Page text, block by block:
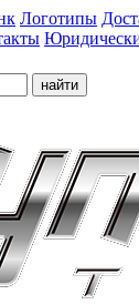
Логотипы
найти